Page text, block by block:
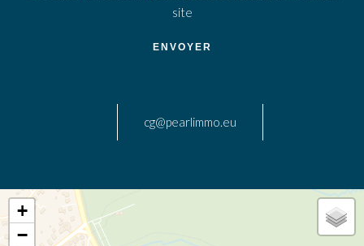
site
ENVOYER
cg@pearlimmo.eu
+
−